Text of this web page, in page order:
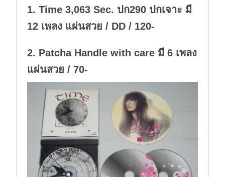
n
1. Time 3,063 Sec. ปก290 ปกเจาะ มี
12 เพลง แผ่นสวย / DD / 120-
2. Patcha Handle with care มี 6 เพลง
แผ่นสวย / 70-